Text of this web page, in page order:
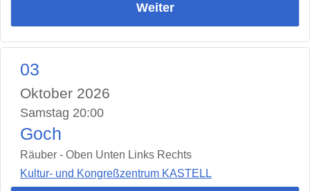
Weiter
03
Oktober 2026
Samstag 20:00
Goch
Räuber - Oben Unten Links Rechts
Kultur- und Kongreßzentrum KASTELL